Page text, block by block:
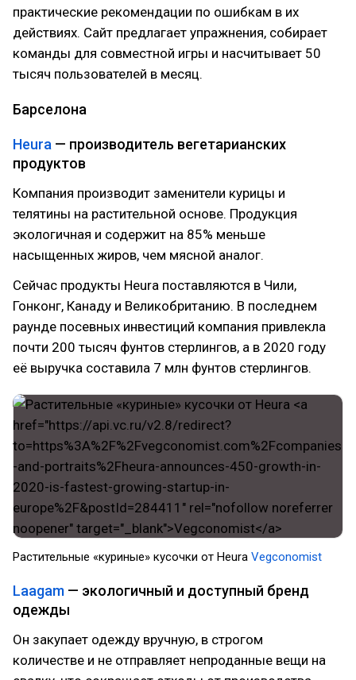
практические рекомендации по ошибкам в их
действиях. Сайт предлагает упражнения, собирает
команды для совместной игры и насчитывает 50
тысяч пользователей в месяц.
Барселона
Heura — производитель вегетарианских
продуктов
Компания производит заменители курицы и
телятины на растительной основе. Продукция
экологичная и содержит на 85% меньше
насыщенных жиров, чем мясной аналог.
Сейчас продукты Heura поставляются в Чили,
Гонконг, Канаду и Великобританию. В последнем
раунде посевных инвестиций компания привлекла
почти 200 тысяч фунтов стерлингов, а в 2020 году
её выручка составила 7 млн фунтов стерлингов.
Растительные «куриные» кусочки от Heura Vegconomist
Laagam — экологичный и доступный бренд
одежды
Он закупает одежду вручную, в строгом
количестве и не отправляет непроданные вещи на